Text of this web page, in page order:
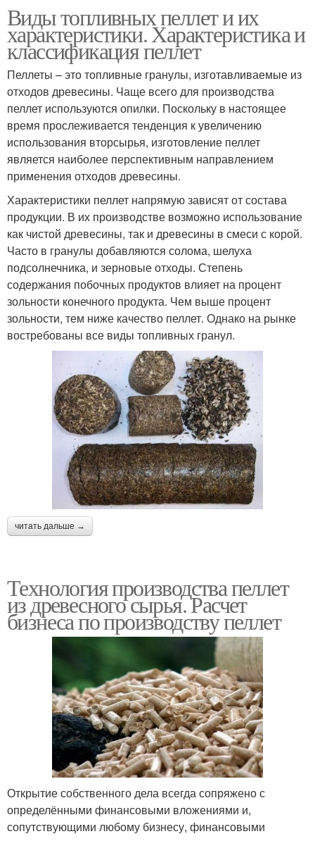
Виды топливных пеллет и их
характеристики. Характеристика и
классификация пеллет
Пеллеты – это топливные гранулы, изготавливаемые из
отходов древесины. Чаще всего для производства
пеллет используются опилки. Поскольку в настоящее
время прослеживается тенденция к увеличению
использования вторсырья, изготовление пеллет
является наиболее перспективным направлением
применения отходов древесины.
Характеристики пеллет напрямую зависят от состава
продукции. В их производстве возможно использование
как чистой древесины, так и древесины в смеси с корой.
Часто в гранулы добавляются солома, шелуха
подсолнечника, и зерновые отходы. Степень
содержания побочных продуктов влияет на процент
зольности конечного продукта. Чем выше процент
зольности, тем ниже качество пеллет. Однако на рынке
востребованы все виды топливных гранул.
читать дальше →
Технология производства пеллет
из древесного сырья. Расчет
бизнеса по производству пеллет
Открытие собственного дела всегда сопряжено с
определёнными финансовыми вложениями и,
сопутствующими любому бизнесу, финансовыми